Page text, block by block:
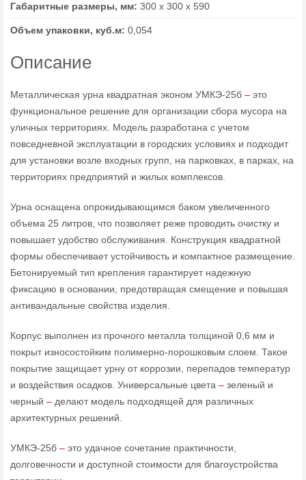
Габаритные размеры, мм: 300 х 300 х 590
Объем упаковки, куб.м: 0,054
Описание
Металлическая урна квадратная эконом УМКЭ-25б – это
функциональное решение для организации сбора мусора на
уличных территориях. Модель разработана с учетом
повседневной эксплуатации в городских условиях и подходит
для установки возле входных групп, на парковках, в парках, на
территориях предприятий и жилых комплексов.
Урна оснащена опрокидывающимся баком увеличенного
объема 25 литров, что позволяет реже проводить очистку и
повышает удобство обслуживания. Конструкция квадратной
формы обеспечивает устойчивость и компактное размещение.
Бетонируемый тип крепления гарантирует надежную
фиксацию в основании, предотвращая смещение и повышая
антивандальные свойства изделия.
Корпус выполнен из прочного металла толщиной 0,6 мм и
покрыт износостойким полимерно-порошковым слоем. Такое
покрытие защищает урну от коррозии, перепадов температур
и воздействия осадков. Универсальные цвета – зеленый и
черный – делают модель подходящей для различных
архитектурных решений.
УМКЭ-25б – это удачное сочетание практичности,
долговечности и доступной стоимости для благоустройства